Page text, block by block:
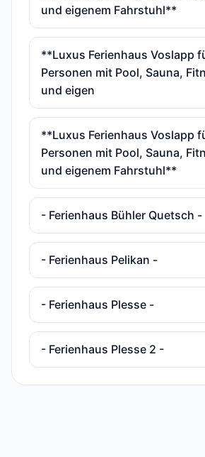
und eigenem Fahrstuhl**
**Luxus Ferienhaus Voslapp
Personen mit Pool, Sauna,
und eigen
**Luxus Ferienhaus Voslapp
Personen mit Pool, Sauna,
und eigenem Fahrstuhl**
- Ferienhaus Bühler Quetsch -
- Ferienhaus Pelikan -
- Ferienhaus Plesse -
- Ferienhaus Plesse 2 -